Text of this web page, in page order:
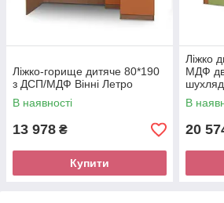
Ліжко-горище дитяче 80*190
з ДСП/МДФ Вінні Летро
В наявності
13 978 ₴
Купити
Ліжко
МДФ
В
20